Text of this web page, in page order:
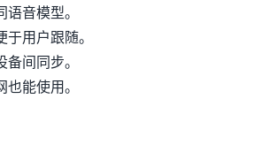
音模型。
用户跟随。
间同步。
能使用。